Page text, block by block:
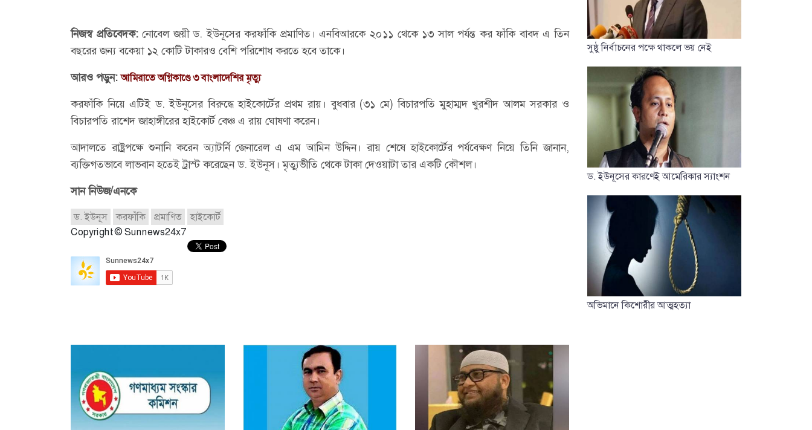
নিজস্ব প্রতিবেদক:নোবেল জয়ী ড. ইউনূসের করফাঁকি প্রমাণিত। এনবিআরকে ২০১১ থেকে ১৩ সাল পর্যন্ত কর ফাঁকি বাবদ এ তিন
বছরের জন্য বকেয়া ১২ কোটি টাকারও বেশি পরিশোধ করতে হবে তাকে।
আরও পড়ুন:আমিরাতে অগ্নিকাণ্ডে ৩ বাংলাদেশির মৃত্যু
করফাঁকি নিয়ে এটিই ড. ইউনূসের বিরুদ্ধে হাইকোর্টের প্রথম রায়। বুধবার (৩১ মে) বিচারপতি মুহাম্মদ খুরশীদ আলম সরকার ও
বিচারপতি রাশেদ জাহাঙ্গীরের হাইকোর্ট বেঞ্চ এ রায় ঘোষণা করেন।
আদালতে রাষ্ট্রপক্ষে শুনানি করেন অ্যাটর্নি জেনারেল এ এম আমিন উদ্দিন। রায় শেষে হাইকোর্টের পর্যবেক্ষণ নিয়ে তিনি জানান,
ব্যক্তিগতভাবে লাভবান হতেই ট্রাস্ট করেছেন ড. ইউনূস। মৃত্যুভীতি থেকে টাকা দেওয়াটা তার একটি কৌশল।
সান নিউজ/এনকে
ড. ইউনূস করফাঁকি প্রমাণিত
হাইকোর্ট
Copyright © Sunnews24x7
সুষ্ঠু নির্বাচনের পক্ষে থাকলে ভয় নেই
ড. ইউনূসের কারণেই আমেরিকার স্যাংশন
অভিমানে কিশোরীর আত্মহত্যা